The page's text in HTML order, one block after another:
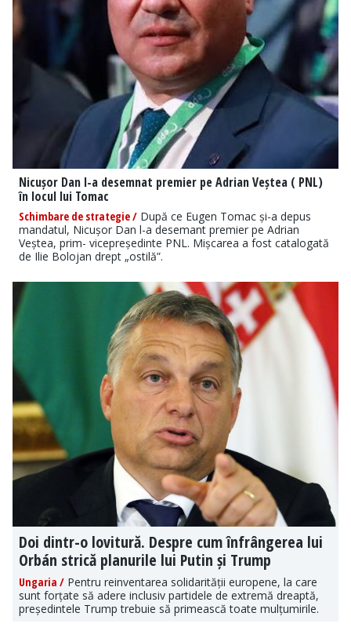
Nicușor Dan l-a desemnat premier pe Adrian Veștea ( PNL)
în locul lui Tomac
Schimbare de strategie / După ce Eugen Tomac și-a depus
mandatul, Nicușor Dan l-a desemant premier pe Adrian
Veștea, prim- vicepreședinte PNL. Mișcarea a fost catalogată
de Ilie Bolojan drept „ostilă”.
Doi dintr-o lovitură. Despre cum înfrângerea lui
Orbán strică planurile lui Putin și Trump
Ungaria / Pentru reinventarea solidarității europene, la care
sunt forțate să adere inclusiv partidele de extremă dreaptă,
președintele Trump trebuie să primească toate mulțumirile.